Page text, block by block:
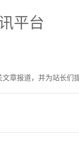
平台
文章报道，并为站长们